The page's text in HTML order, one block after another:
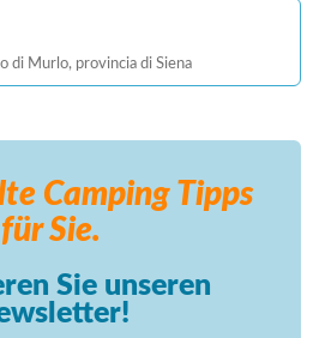
di Murlo, provincia di Siena
Camping Tipps
für Sie.
Sie unseren